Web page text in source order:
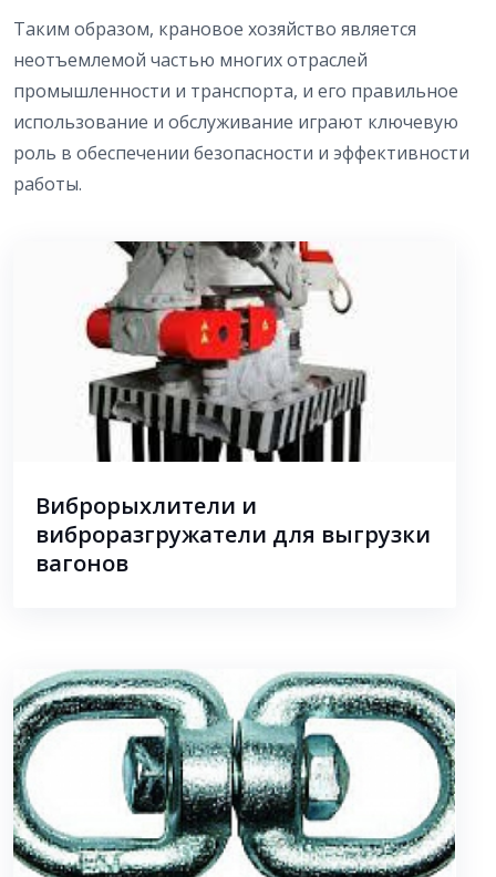
Таким образом, крановое хозяйство является
неотъемлемой частью многих отраслей
промышленности и транспорта, и его правильное
использование и обслуживание играют ключевую
роль в обеспечении безопасности и эффективности
работы.
Виброрыхлители и
виброразгружатели для выгрузки
вагонов